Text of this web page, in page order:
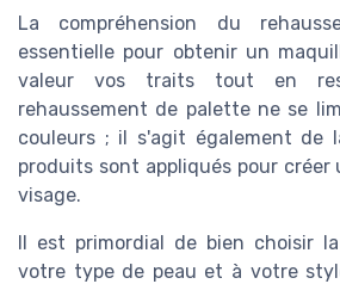
La compréhension du
essentielle pour obtenir un
valeur vos traits tout en
rehaussement de palette ne se
couleurs ; il s'agit également de
produits sont appliqués pour créer
visage.
Il est primordial de bien choisir
votre type de peau et à votre